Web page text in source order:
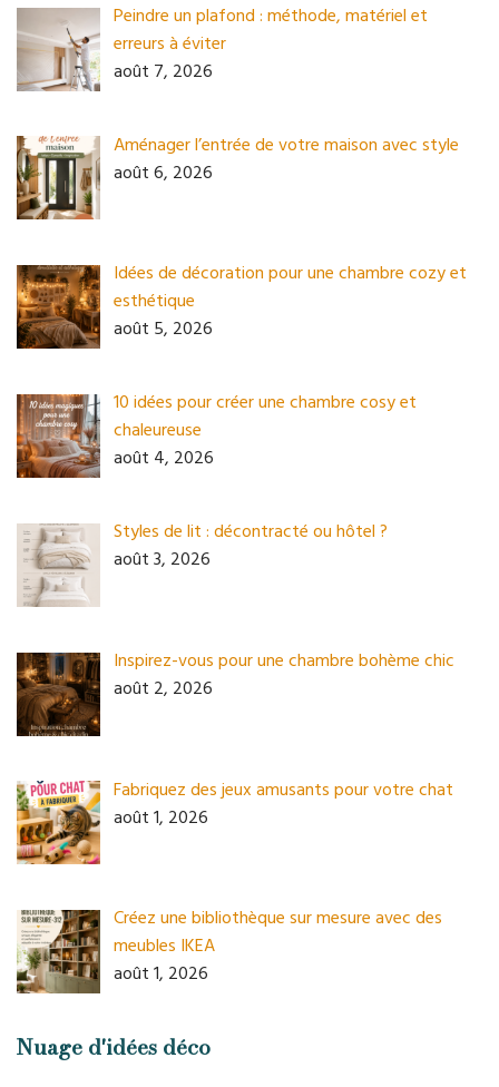
Peindre un plafond : méthode, matériel et
erreurs à éviter
août 7, 2026
Aménager l’entrée de votre maison avec style
août 6, 2026
Idées de décoration pour une chambre cozy et
esthétique
août 5, 2026
10 idées pour créer une chambre cosy et
chaleureuse
août 4, 2026
Styles de lit : décontracté ou hôtel ?
août 3, 2026
Inspirez-vous pour une chambre bohème chic
août 2, 2026
Fabriquez des jeux amusants pour votre chat
août 1, 2026
Créez une bibliothèque sur mesure avec des
meubles IKEA
août 1, 2026
Nuage d'idées déco